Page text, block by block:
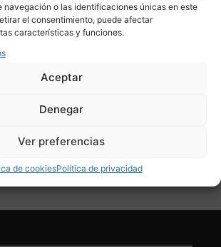
navegación o las identificaciones únicas en este
el consentimiento, puede afectar
características y funciones.
Aceptar
Denegar
Ver preferencias
de cookiesPolítica de privacidad
“Egg”,
de